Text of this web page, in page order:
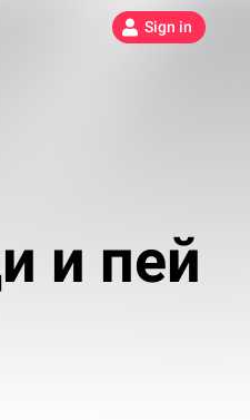
Sign in
и пей